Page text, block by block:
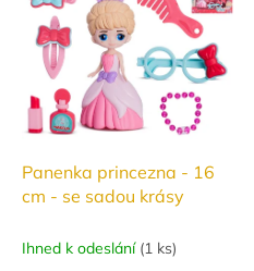
Panenka princezna - 16
cm - se sadou krásy
Ihned k odeslání (1 ks)